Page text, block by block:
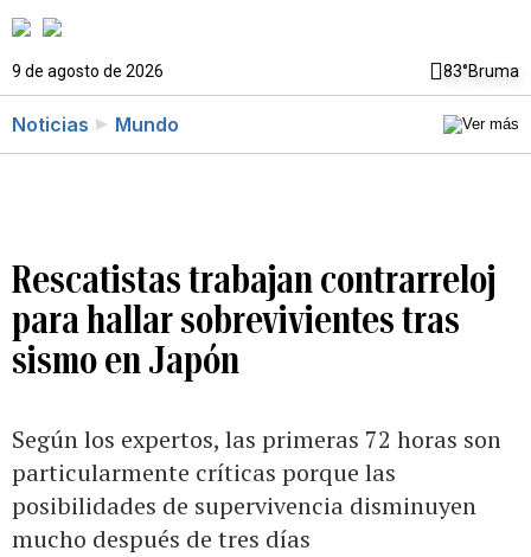
9 de agosto de 2026 83°Bruma
Noticias Mundo
Rescatistas trabajan contrarreloj
para hallar sobrevivientes tras
sismo en Japón
Según los expertos, las primeras 72 horas son
particularmente críticas porque las
posibilidades de supervivencia disminuyen
mucho después de tres días